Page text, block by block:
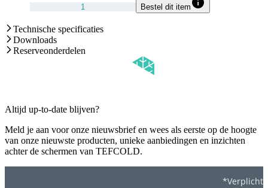
Bestel dit item
Technische specificaties
Downloads
Reserveonderdelen
Altijd up-to-date blijven?
Meld je aan voor onze nieuwsbrief en wees als eerste op de hoogte
van onze nieuwste producten, unieke aanbiedingen en inzichten
achter de schermen van TEFCOLD.
*Verplicht